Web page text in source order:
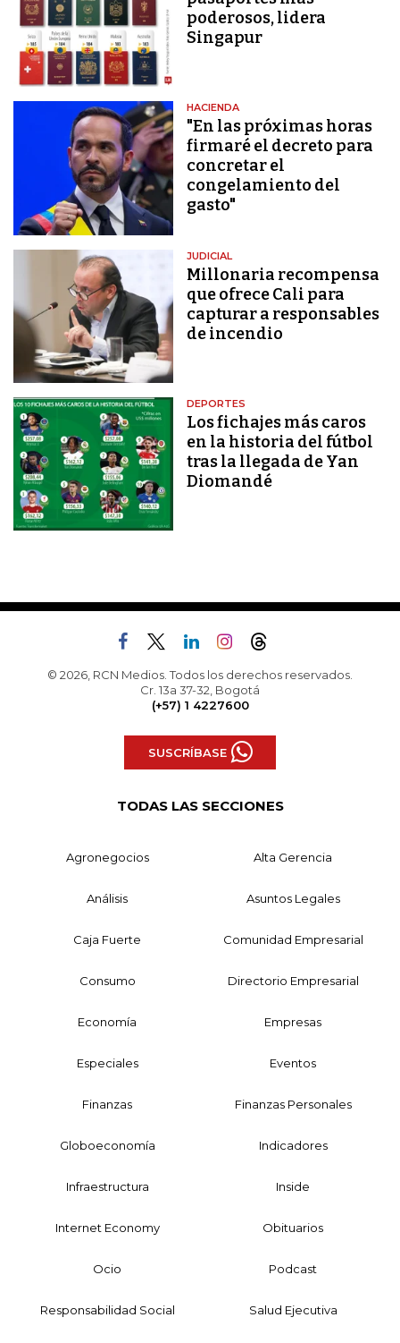
poderosos, lidera
Singapur
HACIENDA
"En las próximas horas
firmaré el decreto para
concretar el
congelamiento del
gasto"
JUDICIAL
Millonaria recompensa
que ofrece Cali para
capturar a responsables
de incendio
DEPORTES
Los fichajes más caros
en la historia del fútbol
tras la llegada de Yan
Diomandé
© 2026, RCN Medios. Todos los derechos reservados.
Cr. 13a 37-32, Bogotá
(+57) 1 4227600
SUSCRÍBASE
TODAS LAS SECCIONES
Agronegocios Alta Gerencia
Análisis Asuntos Legales
Caja Fuerte Comunidad Empresarial
Consumo Directorio Empresarial
Economía Empresas
Especiales Eventos
Finanzas Finanzas Personales
Globoeconomía Indicadores
Infraestructura Inside
Internet Economy Obituarios
Ocio Podcast
Responsabilidad Social Salud Ejecutiva